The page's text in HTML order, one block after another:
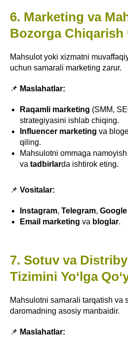
6. Marketing va
Bozorga Chiqarish
Mahsulot yoki xizmatni
uchun samarali marketing zarur.
📌 Maslahatlar:
Raqamli marketing (SMM,
strategiyasini ishlab chiqing.
Influencer marketing va
qiling.
Mahsulotni ommaga
va tadbirlarda ishtirok eting.
📌 Vositalar:
Instagram, Telegram,
Email marketing va bloglar.
7. Sotuv va
Tizimini Yo‘lga
Mahsulotni samarali tarqatish va
daromadning asosiy manbaidir.
📌 Maslahatlar: